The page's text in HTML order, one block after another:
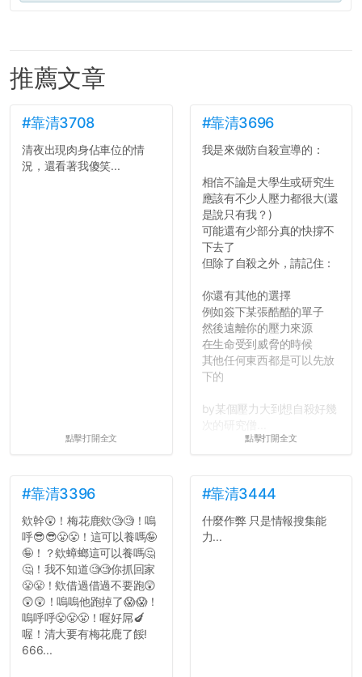
推薦文章
#靠清3708
清夜出現肉身佔車位的情
況，還看著我傻笑...
點擊打開全文
#靠清3696
我是來做防自殺宣導的：
相信不論是大學生或研究生
應該有不少人壓力都很大(還
是說只有我？)
可能還有少部分真的快撐不
下去了
但除了自殺之外，請記住：
你還有其他的選擇
例如簽下某張酷酷的單子
然後遠離你的壓力來源
在生命受到威脅的時候
其他任何東西都是可以先放
下的
by某個壓力大到想自殺好幾
點擊打開全文
#靠清3396
欸幹😲！梅花鹿欸🧐🧐！嗚
呼😎😎😤😤！這可以養嗎🤪
🤪！？欸蟑螂這可以養嗎🤔
🤔！我不知道🧐🧐你抓回家
😤😤！欸借過借過不要跑😲
😲😲！嗚嗚他跑掉了😱😱！
嗚呼呼😤😤😤！喔好屌🍆
喔！清大要有梅花鹿了餒!
666...
#靠清3444
什麼作弊 只是情報搜集能
力...